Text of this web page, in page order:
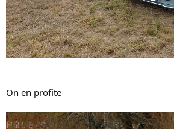
On en profite